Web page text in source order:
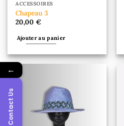
ACCESSOIRES
Chapeau 3
20,00€
Ajouter au panier
←
Contact Us